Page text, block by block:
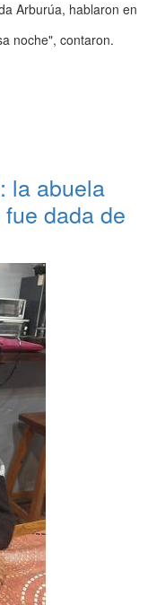
Arburúa, hablaron en
noche", contaron.
la abuela
dada de